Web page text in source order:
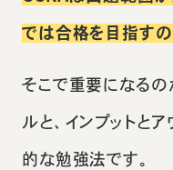
では合格を目指す
そこで重要になるの
ルと、インプットと
的な勉強法です。